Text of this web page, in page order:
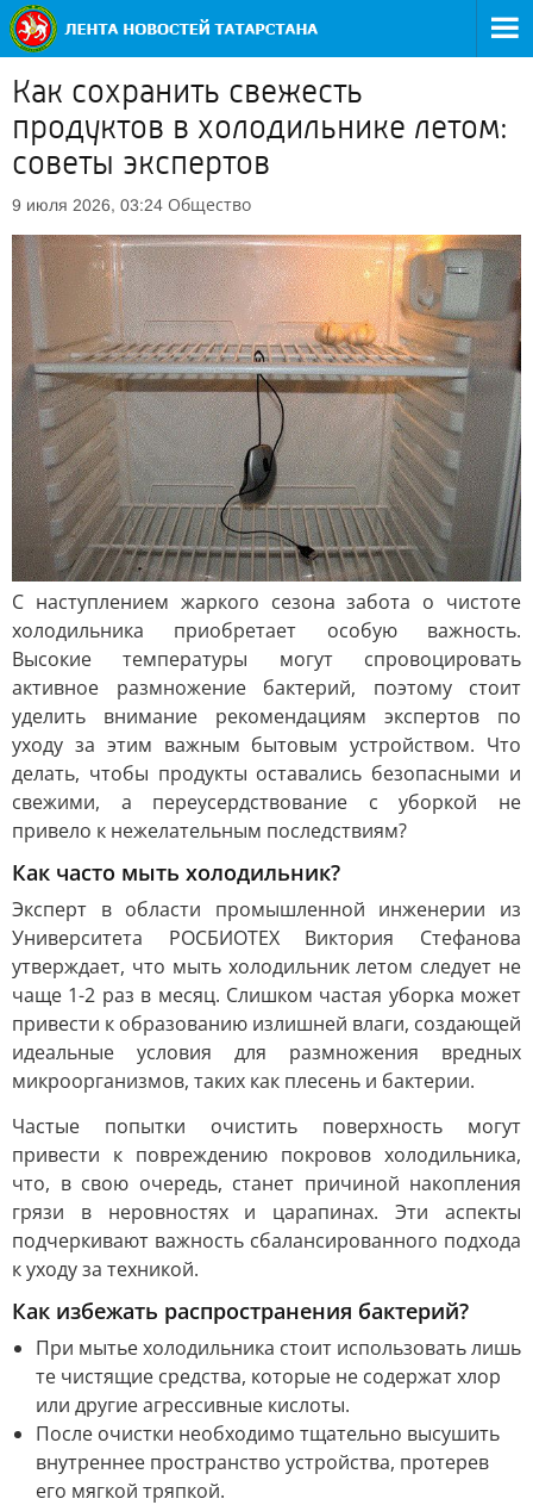
Как сохранить свежесть
продуктов в холодильнике летом:
советы экспертов
9 июля 2026, 03:24 Общество
С наступлением жаркого сезона забота о чистоте
холодильника приобретает особую важность.
Высокие температуры могут спровоцировать
активное размножение бактерий, поэтому стоит
уделить внимание рекомендациям экспертов по
уходу за этим важным бытовым устройством. Что
делать, чтобы продукты оставались безопасными и
свежими, а переусердствование с уборкой не
привело к нежелательным последствиям?
Как часто мыть холодильник?
Эксперт в области промышленной инженерии из
Университета РОСБИОТЕХ Виктория Стефанова
утверждает, что мыть холодильник летом следует не
чаще 1-2 раз в месяц. Слишком частая уборка может
привести к образованию излишней влаги, создающей
идеальные условия для размножения вредных
микроорганизмов, таких как плесень и бактерии.
Частые попытки очистить поверхность могут
привести к повреждению покровов холодильника,
что, в свою очередь, станет причиной накопления
грязи в неровностях и царапинах. Эти аспекты
подчеркивают важность сбалансированного подхода
к уходу за техникой.
Как избежать распространения бактерий?
При мытье холодильника стоит использовать лишь
те чистящие средства, которые не содержат хлор
или другие агрессивные кислоты.
После очистки необходимо тщательно высушить
внутреннее пространство устройства, протерев
его мягкой тряпкой.